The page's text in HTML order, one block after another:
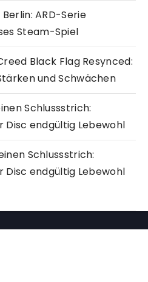
ARD-Serie
Steam-Spiel
Black Flag Resynced:
und Schwächen
Schlussstrich:
Disc endgültig Lebewohl
Schlussstrich:
Disc endgültig Lebewohl